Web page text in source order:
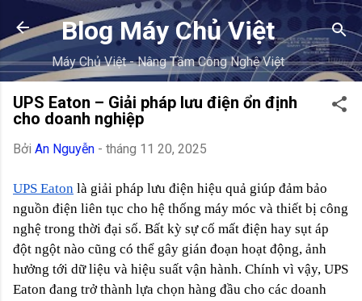
Chuyển
Blog Máy Chủ Việt
Máy Chủ Việt - Nâng Tầm Công Nghệ Việt
UPS Eaton – Giải pháp lưu điện ổn định
cho doanh nghiệp
Bởi An Nguyễn - tháng 11 20, 2025
UPS Eaton là giải pháp lưu điện hiệu quả giúp đảm bảo
nguồn điện liên tục cho hệ thống máy móc và thiết bị công
nghệ trong thời đại số. Bất kỳ sự cố mất điện hay sụt áp
đột ngột nào cũng có thể gây gián đoạn hoạt động, ảnh
hưởng tới dữ liệu và hiệu suất vận hành. Chính vì vậy, UPS
Eaton đang trở thành lựa chọn hàng đầu cho các doanh